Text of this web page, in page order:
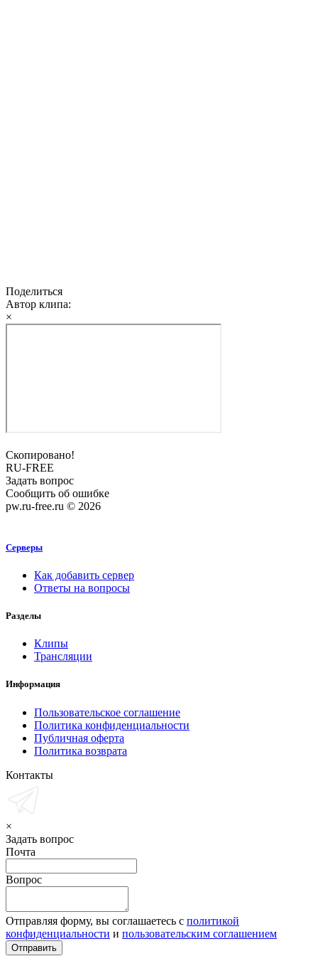
Поделиться
Автор клипа:
×
Скопировано!
RU-FREE
Задать вопрос
Сообщить об ошибке
pw.ru-free.ru © 2026
Серверы
Как добавить сервер
Ответы на вопросы
Разделы
Клипы
Трансляции
Информация
Пользовательское соглашение
Политика конфиденциальности
Публичная оферта
Политика возврата
Контакты
×
Задать вопрос
Почта
Вопрос
Отправляя форму, вы соглашаетесь с политикой
конфиденциальности и пользовательским соглашением